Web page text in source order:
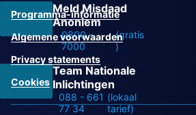
Meld Misdaad
Anoniem
0800 -
7000
(gratis
)
Team Nationale
Inlichtingen
088 - 661
77 34
(lokaal
tarief)
Programma-informatie
Algemene voorwaarden
Privacy statements
Cookies